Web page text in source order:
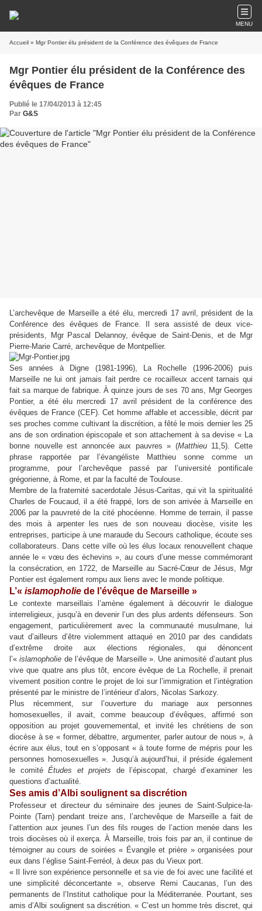
MENU
Accueil » Mgr Pontier élu président de la Conférence des évêques de France
Mgr Pontier élu président de la Conférence des
évêques de France
Publié le 17/04/2013 à 12:45
Par G&S
L’archevêque de Marseille a été élu, mercredi 17 avril, président de la
Conférence des évêques de France. Il sera assisté de deux vice-
présidents, Mgr Pascal Delannoy, évêque de Saint-Denis, et de Mgr
Pierre-Marie Carré, archevêque de Montpellier.
Ses années à Digne (1981-1996), La Rochelle (1996-2006) puis
Marseille ne lui ont jamais fait perdre ce rocailleux accent tarnais qui
fait sa marque de fabrique. À quinze jours de ses 70 ans, Mgr Georges
Pontier, a été élu mercredi 17 avril président de la conférence des
évêques de France (CEF). Cet homme affable et accessible, décrit par
ses proches comme cultivant la discrétion, a fêté le mois dernier les 25
ans de son ordination épiscopale et son attachement à sa devise « La
bonne nouvelle est annoncée aux pauvres » (Matthieu11,5). Cette
phrase rapportée par l’évangéliste Matthieu sonne comme un
programme, pour l’archevêque passé par l’université pontificale
grégorienne, à Rome, et par la faculté de Toulouse.
Membre de la fraternité sacerdotale Jésus-Caritas, qui vit la spiritualité
Charles de Foucaud, il a été frappé, lors de son arrivée à Marseille en
2006 par la pauvreté de la cité phocéenne. Homme de terrain, il passe
des mois à arpenter les rues de son nouveau diocèse, visite les
entreprises, participe à une maraude du Secours catholique, écoute ses
collaborateurs. Dans cette ville où les élus locaux renouvellent chaque
année le « vœu des échevins », au cours d’une messe commémorant
la consécration, en 1722, de Marseille au Sacré-Cœur de Jésus, Mgr
Pontier est également rompu aux liens avec le monde politique.
L’« islamopholie de l’évêque de Marseille »
Le contexte marseillais l’amène également à découvrir le dialogue
interreligieux, jusqu’à en devenir l’un des plus ardents défenseurs. Son
engagement, particulièrement avec la communauté musulmane, lui
vaut d’ailleurs d’être violemment attaqué en 2010 par des candidats
d’extrême droite aux élections régionales, qui dénoncent
l’«islamopholie de l’évêque de Marseille ». Une animosité d’autant plus
vive que quatre ans plus tôt, encore évêque de La Rochelle, il prenait
vivement position contre le projet de loi sur l’immigration et l’intégration
présenté par le ministre de l’intérieur d’alors, Nicolas Sarkozy.
Plus récemment, sur l’ouverture du mariage aux personnes
homosexuelles, il avait, comme beaucoup d’évêques, affirmé son
opposition au projet gouvernemental, et invité les chrétiens de son
diocèse à se « former, débattre, argumenter, parler autour de nous », à
écrire aux élus, tout en s’opposant « à toute forme de mépris pour les
personnes homosexuelles ». Jusqu’à aujourd’hui, il préside également
le comitéÉtudes et projets de l’épiscopat, chargé d’examiner les
questions d’actualité.
Ses amis d’Albi soulignent sa discrétion
Professeur et directeur du séminaire des jeunes de Saint-Sulpice-la-
Pointe (Tarn) pendant treize ans, l’archevêque de Marseille a fait de
l’attention aux jeunes l’un des fils rouges de l’action menée dans les
trois diocèses où il exerça. À Marseille, trois fois par an, il continue de
témoigner au cours de soirées « Évangile et prière » organisées pour
eux dans l’église Saint-Ferréol, à deux pas du Vieux port.
« Il livre son expérience personnelle et sa vie de foi avec une facilité et
une simplicité déconcertante », observe Remi Caucanas, l’un des
permanents de l’Institut catholique pour la Méditerranée. Pourtant, ses
amis d’Albi soulignent sa discrétion. « C’est un homme très discret, qui